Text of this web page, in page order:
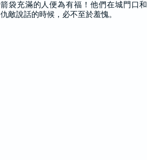
箭袋充滿的人便為有福！他們在城門口和
仇敵說話的時候，必不至於羞愧。